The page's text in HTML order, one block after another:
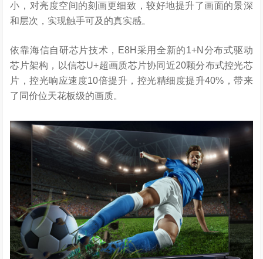
小，对亮度空间的刻画更细致，较好地提升了画面的景深
和层次，实现触手可及的真实感。
依靠海信自研芯片技术，E8H采用全新的1+N分布式驱动
芯片架构，以信芯U+超画质芯片协同近20颗分布式控光芯
片，控光响应速度10倍提升，控光精细度提升40%，带来
了同价位天花板级的画质。